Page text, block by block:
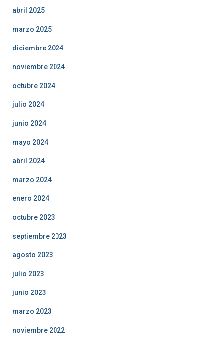
abril 2025
marzo 2025
diciembre 2024
noviembre 2024
octubre 2024
julio 2024
junio 2024
mayo 2024
abril 2024
marzo 2024
enero 2024
octubre 2023
septiembre 2023
agosto 2023
julio 2023
junio 2023
marzo 2023
noviembre 2022